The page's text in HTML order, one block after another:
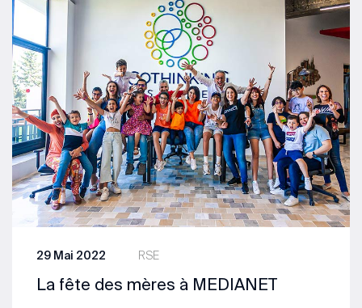
RSE
29 Mai 2022
La fête des mères à MEDIANET